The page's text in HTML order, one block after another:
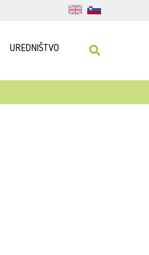
UREDNIŠTVO